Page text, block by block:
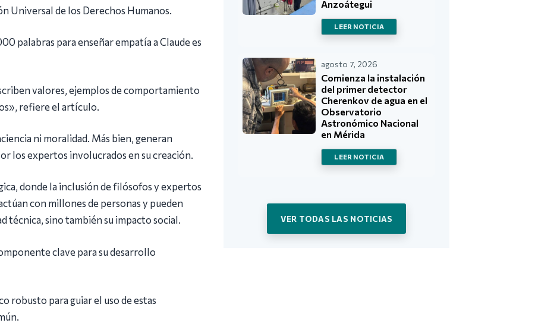
Universal de los Derechos Humanos.
palabras para enseñar empatía a Claude es
valores, ejemplos de comportamiento
refiere el artículo.
ni moralidad. Más bien, generan
los expertos involucrados en su creación.
donde la inclusión de filósofos y expertos
con millones de personas y pueden
técnica, sino también su impacto social.
clave para su desarrollo
robusto para guiar el uso de estas
Anzoátegui
LEER NOTICIA
agosto 7, 2026
Comienza la instalación
del primer detector
Cherenkov de agua en el
Observatorio
Astronómico Nacional
en Mérida
LEER NOTICIA
VER TODAS LAS NOTICIAS